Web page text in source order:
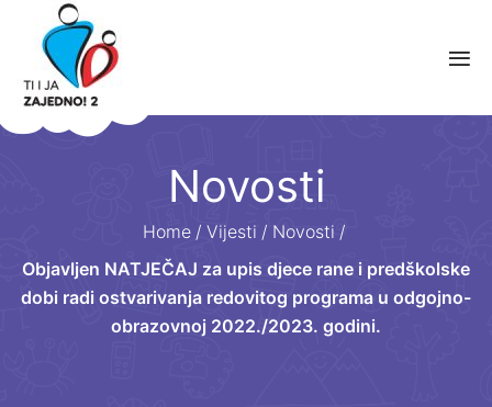
Novosti
Home / Vijesti / Novosti /
Objavljen NATJEČAJ za upis djece rane i predškolske
dobi radi ostvarivanja redovitog programa u odgojno-
obrazovnoj 2022./2023. godini.